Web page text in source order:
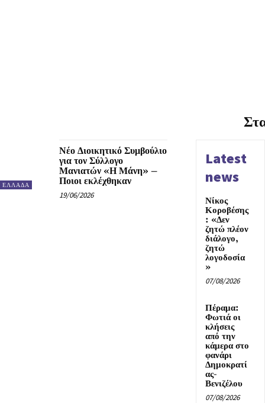
ΕΛΛΑΔΑ
Νέο Διοικητικό Συμβούλιο
για τον Σύλλογο
Μανιατών «Η Μάνη» –
Ποιοι εκλέχθηκαν
19/06/2026
Latest
news
Νίκος
Κοροβέσης
: «Δεν
ζητώ πλέον
διάλογο,
ζητώ
λογοδοσία
»
07/08/2026
Πέραμα:
Φωτιά οι
κλήσεις
από την
κάμερα στο
φανάρι
Δημοκρατί
ας-
Βενιζέλου
07/08/2026